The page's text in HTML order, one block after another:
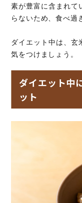
素が豊富に含まれて
らないため、食べ過
ダイエット中は、玄
気をつけましょう。
ダイエット中
ット